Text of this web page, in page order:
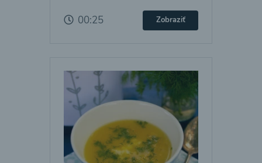
00:25 Zobraziť